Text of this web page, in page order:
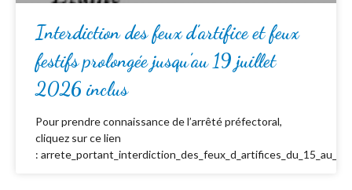
Interdiction des feux d’artifice et feux
festifs prolongée jusqu’au 19 juillet
2026 inclus
Pour prendre connaissance de l’arrêté préfectoral,
cliquez sur ce lien
: